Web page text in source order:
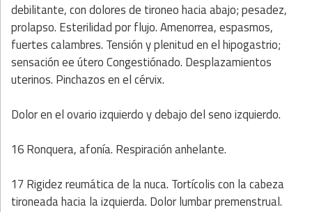
debilitante, con dolores de tironeo hacia abajo; pesadez,
prolapso. Esterilidad por flujo. Amenorrea, espasmos,
fuertes calambres. Tensión y plenitud en el hipogastrio;
sensación ee útero Congestiónado. Desplazamientos
uterinos. Pinchazos en el cérvix.
Dolor en el ovario izquierdo y debajo del seno izquierdo.
16 Ronquera, afonía. Respiración anhelante.
17 Rigidez reumática de la nuca. Tortícolis con la cabeza
tironeada hacia la izquierda. Dolor lumbar premenstrual.